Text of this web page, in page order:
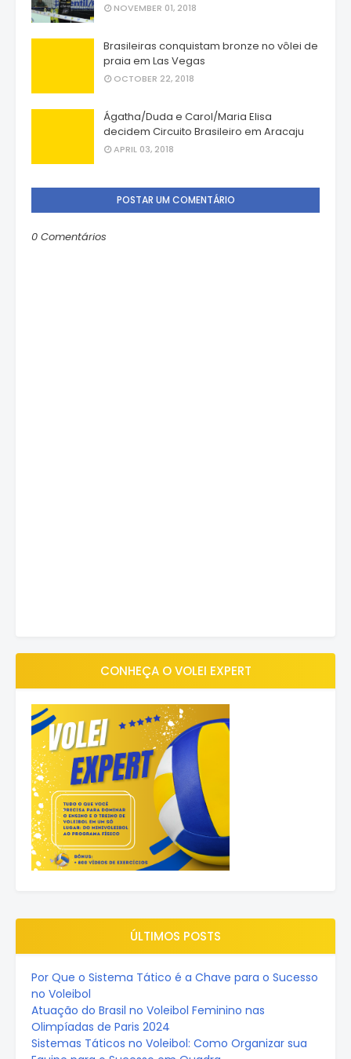
NOVEMBER 01, 2018
Brasileiras conquistam bronze no vôlei de
praia em Las Vegas
OCTOBER 22, 2018
Ágatha/Duda e Carol/Maria Elisa
decidem Circuito Brasileiro em Aracaju
APRIL 03, 2018
POSTAR UM COMENTÁRIO
0 Comentários
CONHEÇA O VOLEI EXPERT
ÚLTIMOS POSTS
Por Que o Sistema Tático é a Chave para o Sucesso
no Voleibol
Atuação do Brasil no Voleibol Feminino nas
Olimpíadas de Paris 2024
Sistemas Táticos no Voleibol: Como Organizar sua